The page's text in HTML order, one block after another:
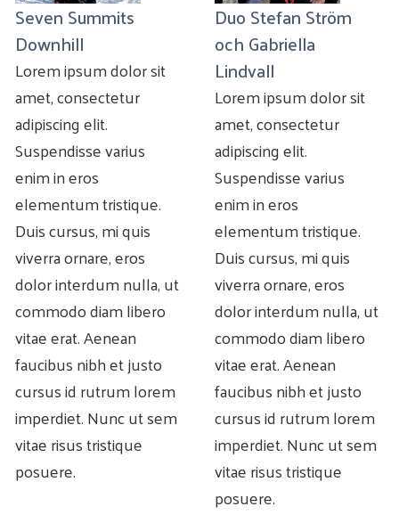
Seven Summits
Downhill
Lorem ipsum dolor sit
amet, consectetur
adipiscing elit.
Suspendisse varius
enim in eros
elementum tristique.
Duis cursus, mi quis
viverra ornare, eros
dolor interdum nulla, ut
commodo diam libero
vitae erat. Aenean
faucibus nibh et justo
cursus id rutrum lorem
imperdiet. Nunc ut sem
vitae risus tristique
posuere.
Duo Stefan Ström
och Gabriella
Lindvall
Lorem ipsum dolor sit
amet, consectetur
adipiscing elit.
Suspendisse varius
enim in eros
elementum tristique.
Duis cursus, mi quis
viverra ornare, eros
dolor interdum nulla, ut
commodo diam libero
vitae erat. Aenean
faucibus nibh et justo
cursus id rutrum lorem
imperdiet. Nunc ut sem
vitae risus tristique
posuere.